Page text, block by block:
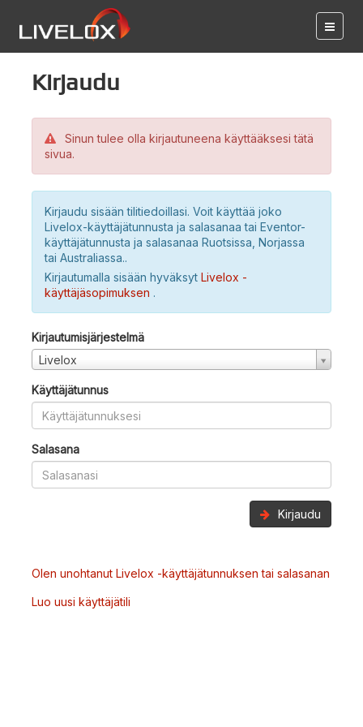
Kirjaudu
Sinun tulee olla kirjautuneena käyttääksesi tätä
sivua.
Kirjaudu sisään tilitiedoillasi. Voit käyttää joko
Livelox-käyttäjätunnusta ja salasanaa tai Eventor-
käyttäjätunnusta ja salasanaa Ruotsissa, Norjassa
tai Australiassa..
Kirjautumalla sisään hyväksyt Livelox -
käyttäjäsopimuksen .
Kirjautumisjärjestelmä
Livelox
Käyttäjätunnus
Salasana
Kirjaudu
Olen unohtanut Livelox -käyttäjätunnuksen tai salasanan
Luo uusi käyttäjätili